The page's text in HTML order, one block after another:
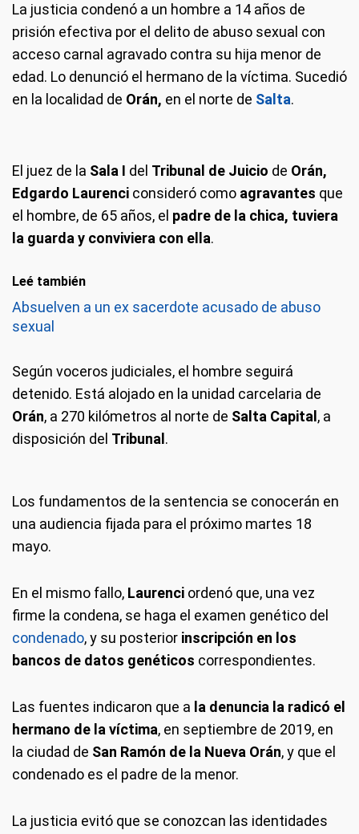
La justicia condenó a un hombre a 14 años de
prisión efectiva por el delito de abuso sexual con
acceso carnal agravado contra su hija menor de
edad. Lo denunció el hermano de la víctima. Sucedió
en la localidad de Orán, en el norte de Salta.
El juez de la Sala I del Tribunal de Juicio de Orán,
Edgardo Laurenci consideró como agravantes que
el hombre, de 65 años, el padre de la chica, tuviera
la guarda y conviviera con ella.
Leé también
Absuelven a un ex sacerdote acusado de abuso
sexual
Según voceros judiciales, el hombre seguirá
detenido. Está alojado en la unidad carcelaria de
Orán, a 270 kilómetros al norte de Salta Capital , a
disposición del Tribunal .
Los fundamentos de la sentencia se conocerán en
una audiencia fijada para el próximo martes 18
mayo.
En el mismo fallo, Laurenci ordenó que, una vez
firme la condena, se haga el examen genético del
condenado, y su posterior inscripción en los
bancos de datos genéticos correspondientes.
Las fuentes indicaron que a la denuncia la radicó el
hermano de la víctima, en septiembre de 2019, en
la ciudad de San Ramón de la Nueva Orán, y que el
condenado es el padre de la menor.
La justicia evitó que se conozcan las identidades